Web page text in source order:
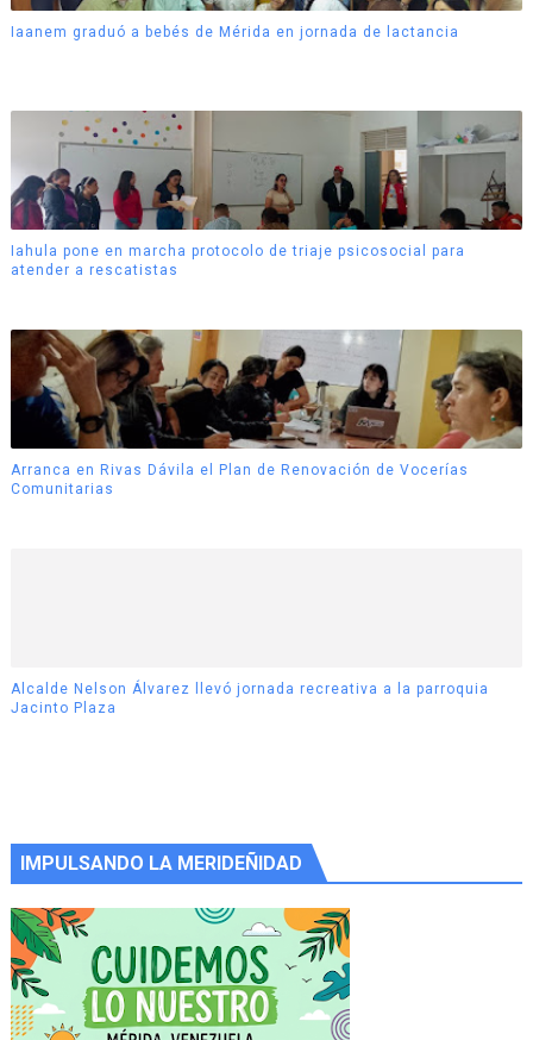
Iaanem graduó a bebés de Mérida en jornada de lactancia
Iahula pone en marcha protocolo de triaje psicosocial para
atender a rescatistas
Arranca en Rivas Dávila el Plan de Renovación de Vocerías
Comunitarias
Alcalde Nelson Álvarez llevó jornada recreativa a la parroquia
Jacinto Plaza
IMPULSANDO LA MERIDEÑIDAD